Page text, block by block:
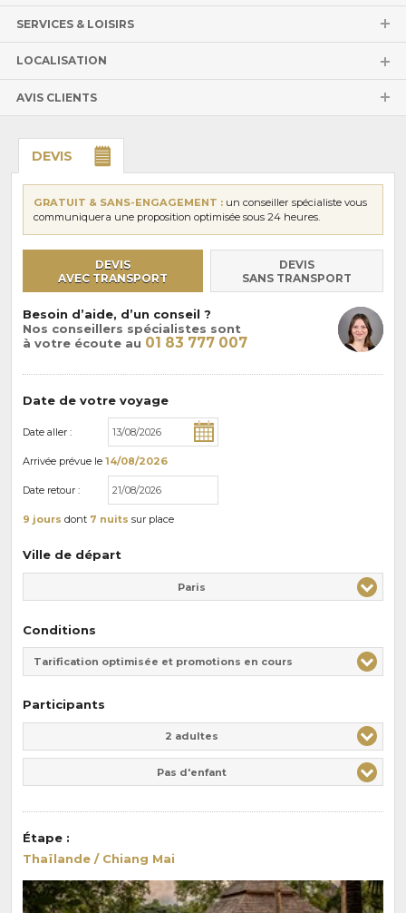
SERVICES & LOISIRS
LOCALISATION
AVIS CLIENTS
DEVIS
GRATUIT & SANS-ENGAGEMENT : un conseiller spécialiste vous
communiquera une proposition optimisée sous 24 heures.
DEVIS
AVEC TRANSPORT
DEVIS
SANS TRANSPORT
Besoin d’aide, d’un conseil ?
Nos conseillers spécialistes sont
à votre écoute au 01 83 777 007
Date de votre voyage
Date aller :
Arrivée prévue le 14/08/2026
Date retour :
9 jours dont 7 nuits sur place
Ville de départ
Paris
Conditions
Tarification optimisée et promotions en cours
Participants
2 adultes
Pas d'enfant
Étape :
Thaïlande / Chiang Mai